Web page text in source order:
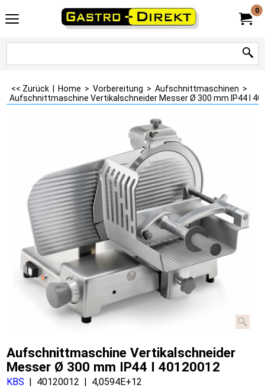
0
<< Zurück Home > Vorbereitung > Aufschnittmaschinen >
Aufschnittmaschine Vertikalschneider Messer Ø 300 mm IP44 I
Aufschnittmaschine Vertikalschneider
Messer Ø 300 mm IP44 I 40120012
KBS 40120012
4,0594E+12